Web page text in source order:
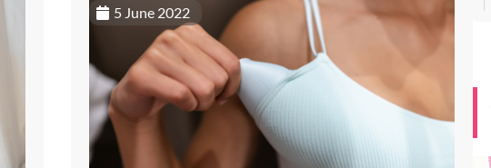
5 June 2022